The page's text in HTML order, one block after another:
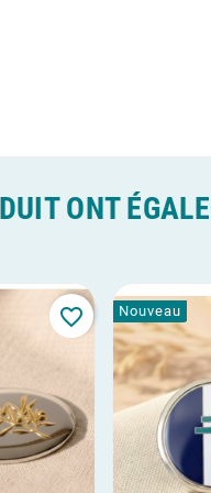
ONT
favorite_border Nouveau